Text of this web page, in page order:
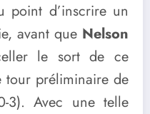
point d’inscrire un
avant que Nelson
le sort de ce
tour préliminaire de
3). Avec une telle